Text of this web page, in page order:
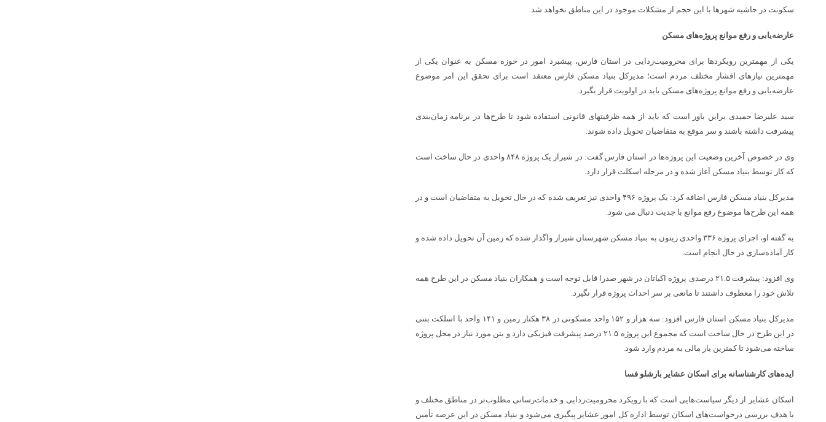
سکونت در حاشیه شهرها با این حجم از مشکلات موجود در این مناطق نخواهد شد.
عارضه‌یابی و رفع موانع پروژه‌های مسکن
یکی از مهمترین رویکردها برای محرومیت‌زدایی در استان فارس، پیشبرد امور در حوزه مسکن به عنوان یکی از
مهمترین نیازهای اقشار مختلف مردم است؛ مدیرکل بنیاد مسکن فارس معتقد است برای تحقق این امر موضوع
عارضه‌یابی و رفع موانع پروژه‌های مسکن باید در اولویت قرار بگیرد.
سید علیرضا حمیدی براین باور است که باید از همه ظرفیتهای قانونی استفاده شود تا طرح‌ها در برنامه زمان‌بندی
پیشرفت داشته باشند و سر موقع به متقاضیان تحویل داده شوند.
وی در خصوص آخرین وضعیت این پروژه‌ها در استان فارس گفت: در شیراز یک پروژه ۸۴۸ واحدی در حال ساخت است
که کار توسط بنیاد مسکن آغاز شده و در مرحله اسکلت قرار دارد.
مدیرکل بنیاد مسکن فارس اضافه کرد: یک پروژه ۴۹۶ واحدی نیز تعریف شده که در حال تحویل به متقاضیان است و در
همه این طرح‌ها موضوع رفع موانع با جدیت دنبال می شود.
به گفته او، اجرای پروژه ۳۳۶ واحدی زیتون به بنیاد مسکن شهرستان شیراز واگذار شده که زمین آن تحویل داده شده و
کار آماده‌سازی در حال انجام است.
وی افزود: پیشرفت ۲۱.۵ درصدی پروژه اکباتان در شهر صدرا قابل توجه است و همکاران بنیاد مسکن در این طرح همه
تلاش خود را معطوف داشتند تا مانعی بر سر احداث پروژه قرار نگیرد.
مدیرکل بنیاد مسکن استان فارس افزود: سه هزار و ۱۵۲ واحد مسکونی در ۳۸ هکتار زمین و ۱۴۱ واحد با اسلکت بتنی
در این طرح در حال ساخت است که مجموع این پروژه ۲۱.۵ درصد پیشرفت فیزیکی دارد و بتن مورد نیاز در محل پروژه
ساخته می‌شود تا کمترین بار مالی به مردم وارد شود.
ایده‌های کارشناسانه برای اسکان عشایر بارشلو فسا
اسکان عشایر از دیگر سیاست‌هایی است که با رویکرد محرومیت‌زدایی و خدمات‌رسانی مطلوب‌تر در مناطق مختلف و
با هدف بررسی درخواست‌های اسکان توسط اداره کل امور عشایر پیگیری می‌شود و بنیاد مسکن در این عرصه تأمین